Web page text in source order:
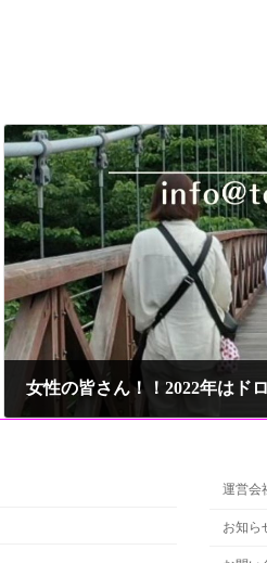
女性の皆さん！！2022年はド
運営会
お知ら